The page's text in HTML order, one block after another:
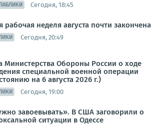
ПАБЛИКИ Сегодня, 18:45
рабочая неделя августа почти закончена
Сегодня, 20:49
Министерства Обороны России о ходе
специальной военной операции
на 6 августа 2026 г.)
Сегодня, 19:00
завоевывать». В США заговорили о
ситуации в Одессе